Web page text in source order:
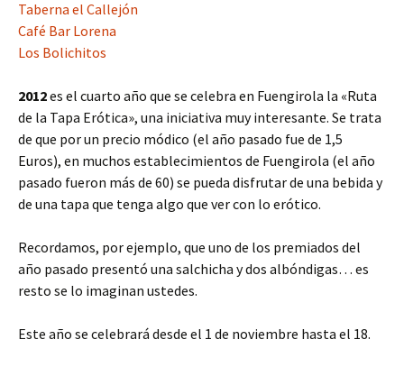
Taberna el Callejón
Café Bar Lorena
Los Bolichitos
2012es el cuarto año que se celebra en Fuengirola la «Ruta
de la Tapa Erótica», una iniciativa muy interesante. Se trata
de que por un precio módico (el año pasado fue de 1,5
Euros), en muchos establecimientos de Fuengirola (el año
pasado fueron más de 60) se pueda disfrutar de una bebida y
de una tapa que tenga algo que ver con lo erótico.
Recordamos, por ejemplo, que uno de los premiados del
año pasado presentó una salchicha y dos albóndigas… es
resto se lo imaginan ustedes.
Este año se celebrará desde el 1 de noviembre hasta el 18.